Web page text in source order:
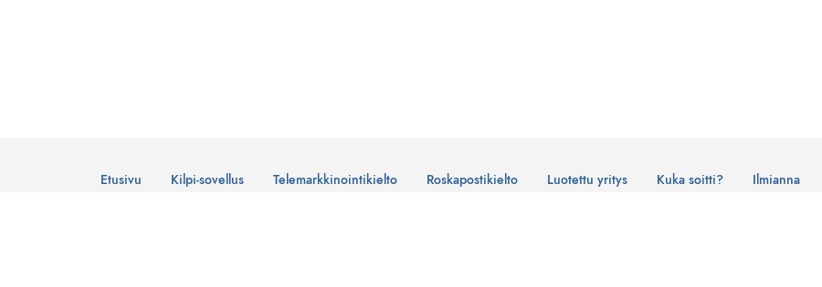
Etusivu Kilpi-sovellus Telemarkkinointikielto Roskapostikielto Luotettu yritys Kuka soitti? Ilmianna